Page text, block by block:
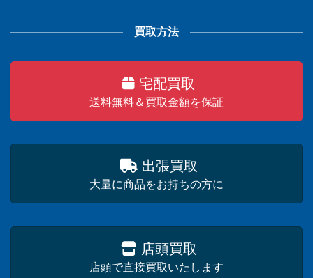
買取方法
宅配買取
送料無料＆買取金額を保証
出張買取
大量に商品をお持ちの方に
店頭買取
店頭で直接買取いたします